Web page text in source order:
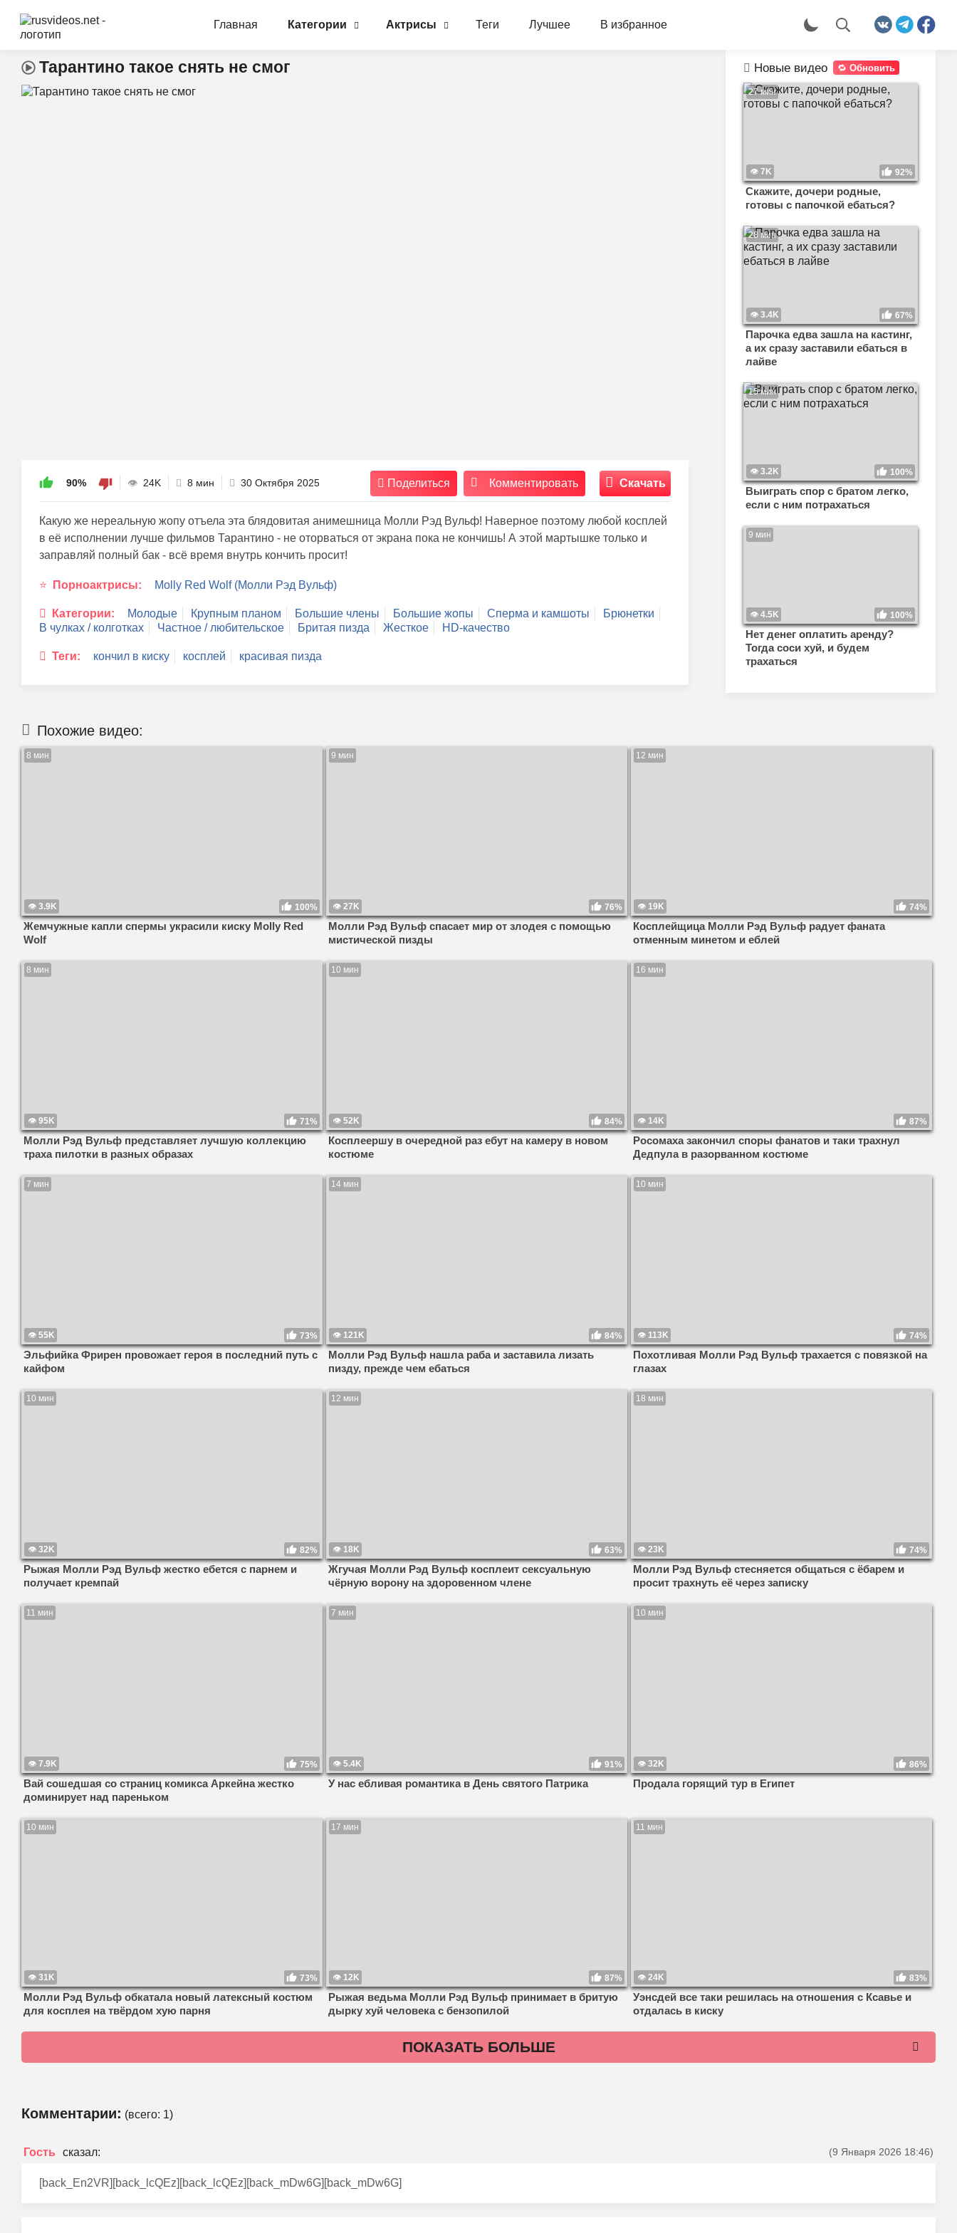
Главная Категории Актрисы Теги Лучшее В избранное
Тарантино такое снять не смог
90% 24K 8 мин 30 Октября 2025 Поделиться Комментировать Скачать
Какую же нереальную жопу отъела эта блядовитая анимешница Молли Рэд Вульф! Наверное поэтому любой косплей
в её исполнении лучше фильмов Тарантино - не оторваться от экрана пока не кончишь! А этой мартышке только и
заправляй полный бак - всё время внутрь кончить просит!
Порноактрисы: Molly Red Wolf (Молли Рэд Вульф)
Категории: Молодые Крупным планом Большие члены Большие жопы Сперма и камшоты
Брюнетки
В чулках / колготках
Частное / любительское Бритая пизда Жесткое HD-качество
Теги: кончил в киску косплей красивая пизда
Новые видео Обновить
27 мин
7K 92%
Скажите, дочери родные,
готовы с папочкой ебаться?
28 мин
3.4K 67%
Парочка едва зашла на кастинг,
а их сразу заставили ебаться в
лайве
15 мин
3.2K 100%
Выиграть спор с братом легко,
если с ним потрахаться
9 мин
4.5K 100%
Нет денег оплатить аренду?
Тогда соси хуй, и будем
трахаться
Похожие видео:
8 мин
3.9K 100%
Жемчужные капли спермы украсили киску Molly Red
Wolf
9 мин
27K 76%
Молли Рэд Вульф спасает мир от злодея с помощью
мистической пизды
12 мин
19K 74%
Косплейщица Молли Рэд Вульф радует фаната
отменным минетом и еблей
8 мин
95K 71%
Молли Рэд Вульф представляет лучшую коллекцию
траха пилотки в разных образах
10 мин
52K 84%
Косплеершу в очередной раз ебут на камеру в новом
костюме
16 мин
14K 87%
Росомаха закончил споры фанатов и таки трахнул
Дедпула в разорванном костюме
7 мин
55K 73%
Эльфийка Фрирен провожает героя в последний путь с
кайфом
14 мин
121K 84%
Молли Рэд Вульф нашла раба и заставила лизать
пизду, прежде чем ебаться
10 мин
113K 74%
Похотливая Молли Рэд Вульф трахается с повязкой на
глазах
10 мин
32K 82%
Рыжая Молли Рэд Вульф жестко ебется с парнем и
получает кремпай
12 мин
18K 63%
Жгучая Молли Рэд Вульф косплеит сексуальную
чёрную ворону на здоровенном члене
18 мин
23K 74%
Молли Рэд Вульф стесняется общаться с ёбарем и
просит трахнуть её через записку
11 мин
7.9K 75%
Вай сошедшая со страниц комикса Аркейна жестко
доминирует над пареньком
7 мин
5.4K 91%
У нас ебливая романтика в День святого Патрика
10 мин
32K 86%
Продала горящий тур в Египет
10 мин
31K 73%
Молли Рэд Вульф обкатала новый латексный костюм
для косплея на твёрдом хую парня
17 мин
12K 87%
Рыжая ведьма Молли Рэд Вульф принимает в бритую
дырку хуй человека с бензопилой
11 мин
24K 83%
Уэнсдей все таки решилась на отношения с Ксавье и
отдалась в киску
ПОКАЗАТЬ БОЛЬШЕ
Комментарии: (всего: 1)
Гость (9 Января 2026 18:46)
[back_En2VR][back_lcQEz][back_lcQEz][back_mDw6G][back_mDw6G]